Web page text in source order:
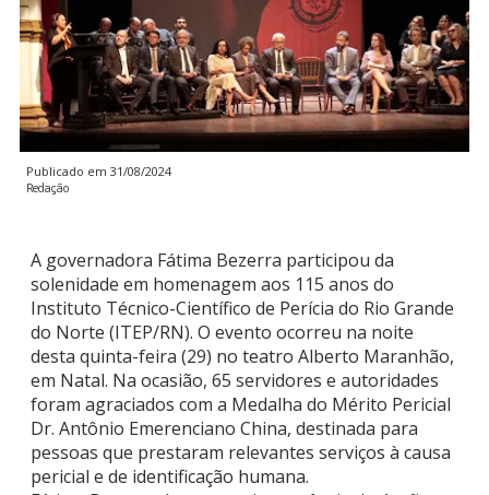
Publicado em 31/08/2024
Redação
A governadora Fátima Bezerra participou da
solenidade em homenagem aos 115 anos do
Instituto Técnico-Científico de Perícia do Rio Grande
do Norte (ITEP/RN). O evento ocorreu na noite
desta quinta-feira (29) no teatro Alberto Maranhão,
em Natal. Na ocasião, 65 servidores e autoridades
foram agraciados com a Medalha do Mérito Pericial
Dr. Antônio Emerenciano China, destinada para
pessoas que prestaram relevantes serviços à causa
pericial e de identificação humana.